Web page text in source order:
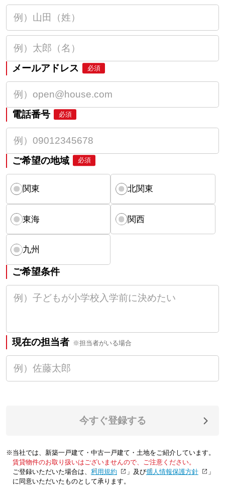
メールアドレス 必須
電話番号 必須
ご希望の地域 必須
関東 北関東
東海 関西
九州
ご希望条件
現在の担当者 ※担当者がいる場合
今すぐ登録する
※当社では、新築一戸建て・中古一戸建て・土地をご紹介しています。
賃貸物件のお取り扱いはございませんので、ご注意ください。
ご登録いただいた場合は、「利用規約 」及び「個人情報保護方針
」
に同意いただいたものとして承ります。